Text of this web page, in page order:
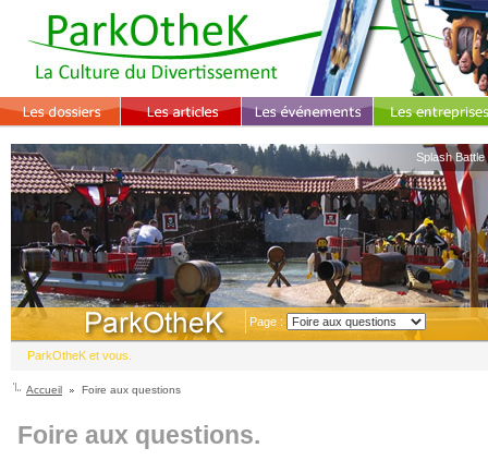
Splash
Page :
ParkOtheK et vous.
Accueil Foire aux questions
Foire aux questions.